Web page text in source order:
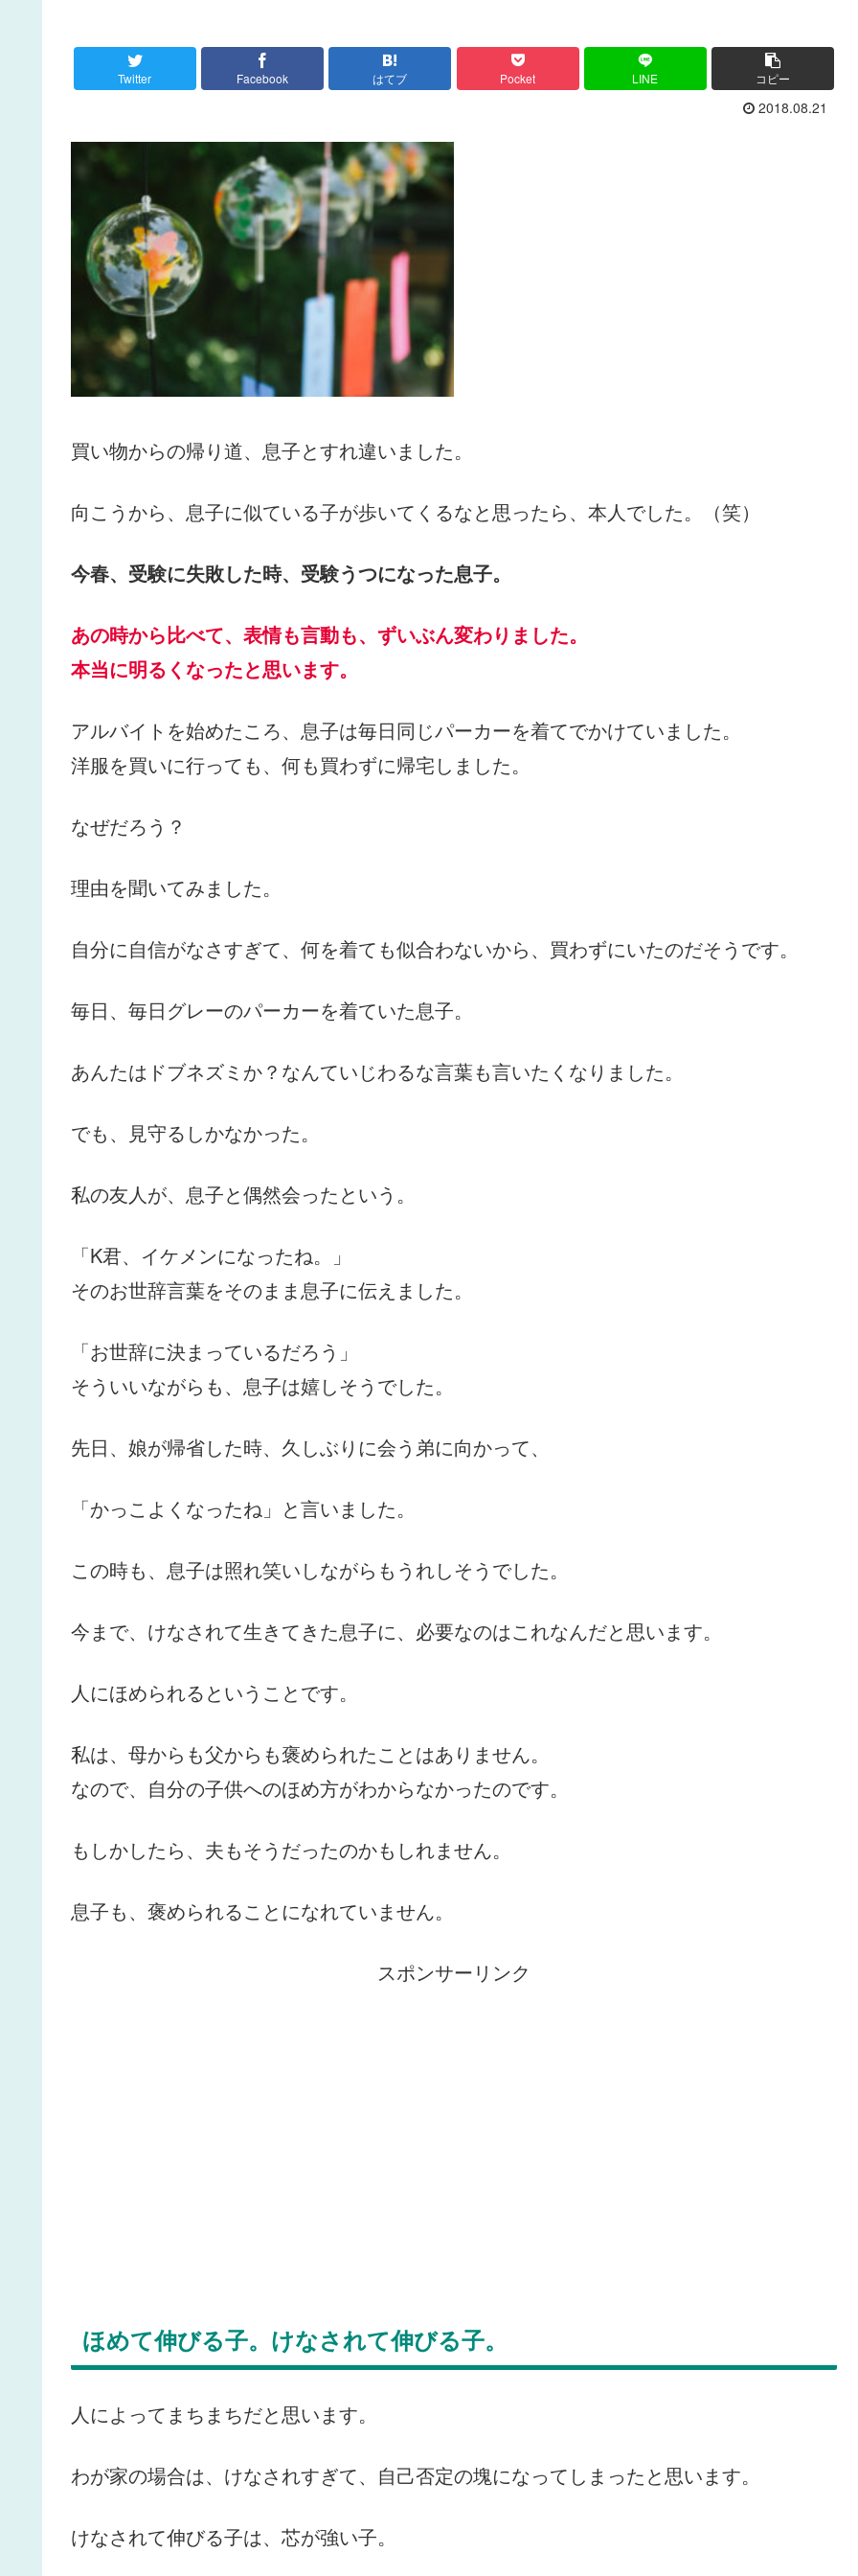
Twitter Facebook はてブ Pocket LINE コピー
2018.08.21
買い物からの帰り道、息子とすれ違いました。
向こうから、息子に似ている子が歩いてくるなと思ったら、本人でした。（笑）
今春、受験に失敗した時、受験うつになった息子。
あの時から比べて、表情も言動も、ずいぶん変わりました。
本当に明るくなったと思います。
アルバイトを始めたころ、息子は毎日同じパーカーを着てでかけていました。
洋服を買いに行っても、何も買わずに帰宅しました。
なぜだろう？
理由を聞いてみました。
自分に自信がなさすぎて、何を着ても似合わないから、買わずにいたのだそうです。
毎日、毎日グレーのパーカーを着ていた息子。
あんたはドブネズミか？なんていじわるな言葉も言いたくなりました。
でも、見守るしかなかった。
私の友人が、息子と偶然会ったという。
「K君、イケメンになったね。」
そのお世辞言葉をそのまま息子に伝えました。
「お世辞に決まっているだろう」
そういいながらも、息子は嬉しそうでした。
先日、娘が帰省した時、久しぶりに会う弟に向かって、
「かっこよくなったね」と言いました。
この時も、息子は照れ笑いしながらもうれしそうでした。
今まで、けなされて生きてきた息子に、必要なのはこれなんだと思います。
人にほめられるということです。
私は、母からも父からも褒められたことはありません。
なので、自分の子供へのほめ方がわからなかったのです。
もしかしたら、夫もそうだったのかもしれません。
息子も、褒められることになれていません。
スポンサーリンク
ほめて伸びる子。けなされて伸びる子。
人によってまちまちだと思います。
わが家の場合は、けなされすぎて、自己否定の塊になってしまったと思います。
けなされて伸びる子は、芯が強い子。